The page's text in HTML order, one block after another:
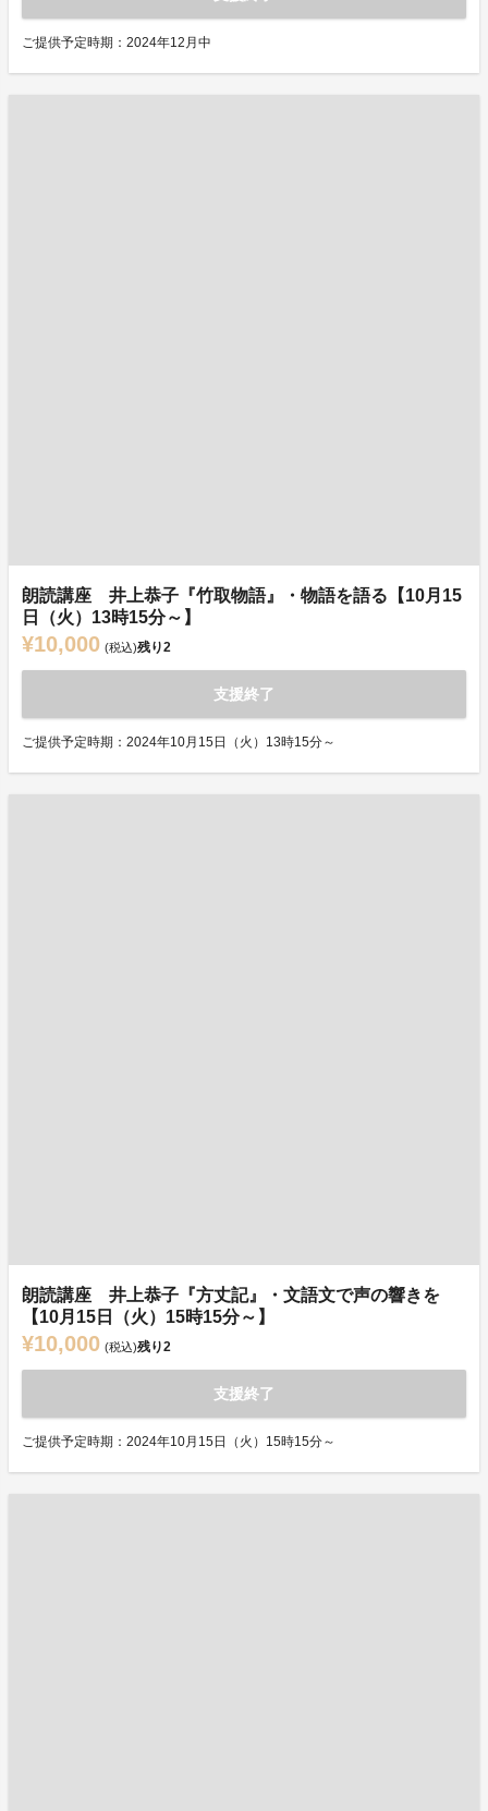
ご提供予定時期：2024年12月中
朗読講座 井上恭子『竹取物語』・物語を語る【10月15
日（火）13時15分～】
¥10,000 (税込)残り2
支援終了
ご提供予定時期：2024年10月15日（火）13時15分～
朗読講座 井上恭子『方丈記』・文語文で声の響きを
【10月15日（火）15時15分～】
¥10,000 (税込)残り2
支援終了
ご提供予定時期：2024年10月15日（火）15時15分～